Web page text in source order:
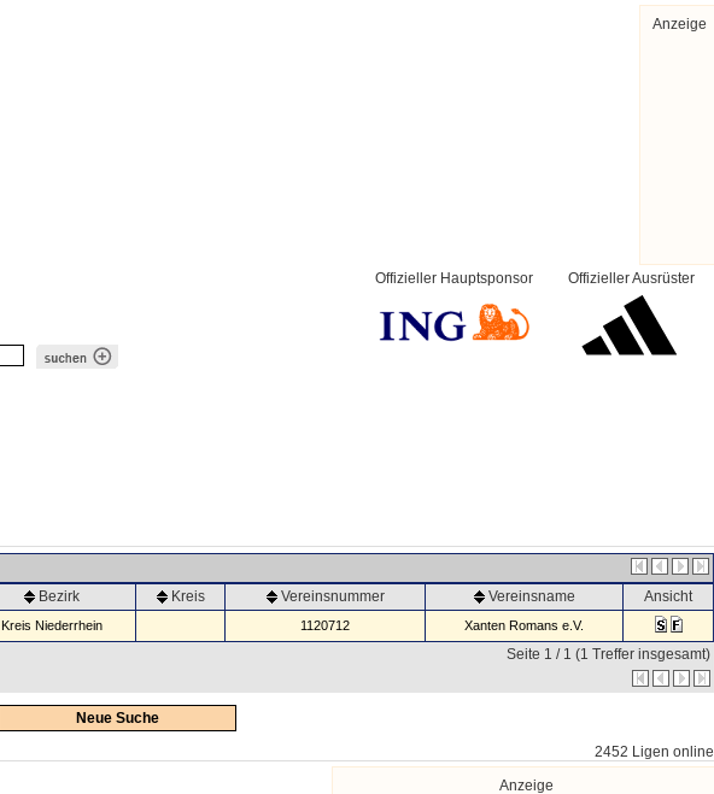
Anzeige
Offizieller Ausrüster
Offizieller Hauptsponsor
Bezirk Kreis Vereinsnummer Vereinsname Ansicht
Kreis Niederrhein 1120712 Xanten Romans e.V.
Seite 1 / 1 (1 Treffer insgesamt)
Neue Suche
2452 Ligen online
Anzeige